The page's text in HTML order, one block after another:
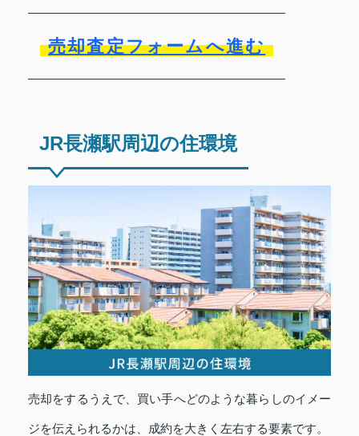
売却査定フォームへ進む
JR長瀬駅周辺の住環境
売却をするうえで、買い手へどのような暮らしのイメー
ジを伝えられるかは、成約を大きく左右する要素です。